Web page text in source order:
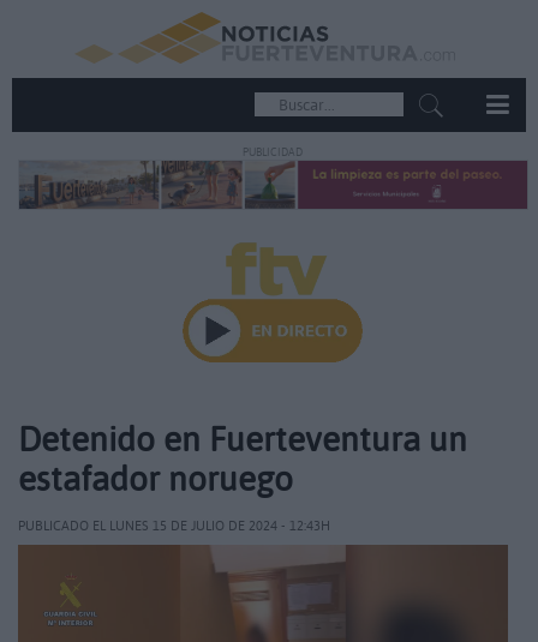
PUBLICIDAD
Detenido en Fuerteventura un
estafador noruego
PUBLICADO EL LUNES 15 DE JULIO DE 2024 - 12:43H